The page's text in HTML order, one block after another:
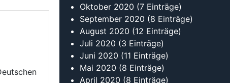
Dezember 2019(14 Einträge)
November 2019(10 Einträge)
Oktober 2019 (11 Einträge)
September 2019(20 Einträge)
August 2019(17 Einträge)
Juli 2019(5 Einträge)
Juni 2019(10 Einträge)